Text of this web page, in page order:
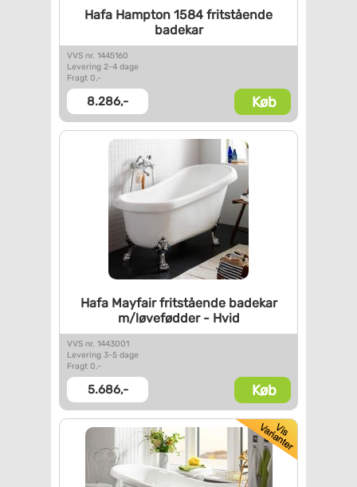
Hafa Hampton 1584 fritstående
badekar
VVS nr. 1445160
Levering 2-4 dage
Fragt 0,-
8.286,- Køb
Hafa Mayfair fritståendebadekar
m/løvefødder - Hvid
VVS nr. 1443001
Levering 3-5 dage
Fragt 0,-
5.686,- Køb